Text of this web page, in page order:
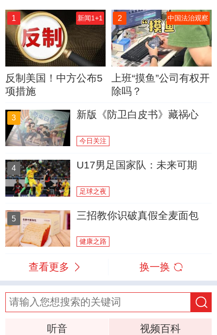
1 新闻1+1
反制美国！中方公布5
项措施
2 中国法治观察
上班“摸鱼”公司有权开
除吗？
3 新版《防卫白皮书》藏祸心
今日关注
4 U17男足国家队：未来可期
足球之夜
5 三招教你识破真假全麦面包
健康之路
查看更多 换一换
听音 视频百科